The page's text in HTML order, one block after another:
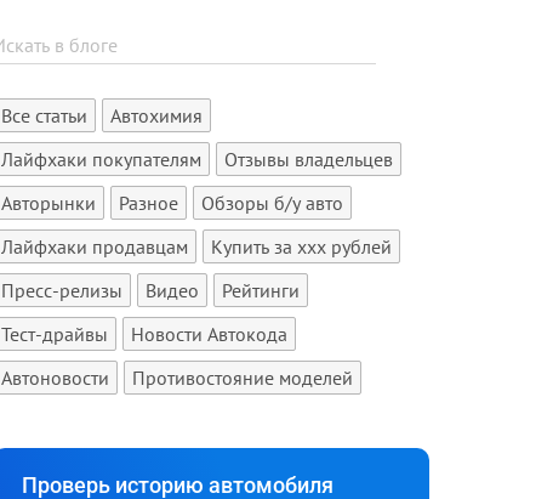
Все статьи
Автохимия
Лайфхаки покупателям
Отзывы владельцев
Авторынки
Разное
Обзоры б/у авто
Лайфхаки продавцам
Купить за xxx рублей
Пресс-релизы
Видео
Рейтинги
Тест-драйвы
Новости Автокода
Автоновости
Противостояние моделей
Проверь историю автомобиля